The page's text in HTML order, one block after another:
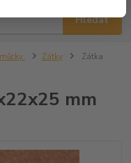
Hledat
Zátky
Zátka
mm